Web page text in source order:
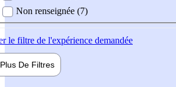
Non renseignée (7)
le filtre de l'expérience demandée
Plus De Filtres